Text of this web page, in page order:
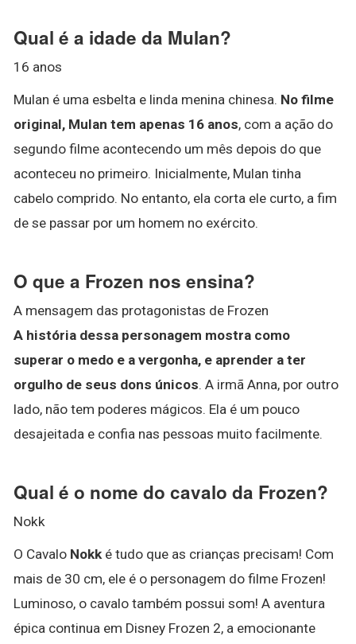
Qual é a idade da Mulan?
16 anos
Mulan é uma esbelta e linda menina chinesa. No filme
original, Mulan tem apenas 16 anos, com a ação do
segundo filme acontecendo um mês depois do que
aconteceu no primeiro. Inicialmente, Mulan tinha
cabelo comprido. No entanto, ela corta ele curto, a fim
de se passar por um homem no exército.
O que a Frozen nos ensina?
A mensagem das protagonistas de Frozen
A história dessa personagem mostra como
superar o medo e a vergonha, e aprender a ter
orgulho de seus dons únicos. A irmã Anna, por outro
lado, não tem poderes mágicos. Ela é um pouco
desajeitada e confia nas pessoas muito facilmente.
Qual é o nome do cavalo da Frozen?
Nokk
O Cavalo Nokké tudo que as crianças precisam! Com
mais de 30 cm, ele é o personagem do filme Frozen!
Luminoso, o cavalo também possui som! A aventura
épica continua em Disney Frozen 2, a emocionante